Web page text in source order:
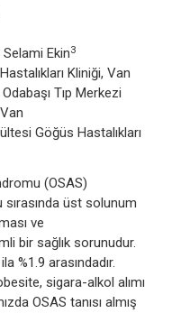
Selami Ekin3
Kliniği, Van
Tıp Merkezi
Göğüs Hastalıkları
(OSAS)
üst solunum
ve
bir sağlık sorunudur.
%1.9 arasındadır.
sigara-alkol alımı
OSAS tanısı almış